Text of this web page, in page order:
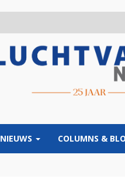
NIEUWS COLUMNS &